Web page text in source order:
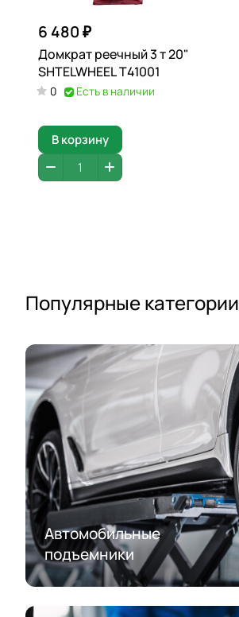
6 480 ₽
Домкрат реечный 3 т 20"
SHTELWHEEL T41001
0 Есть в наличии
В корзину
Популярные категории
Автомобильные
подъемники